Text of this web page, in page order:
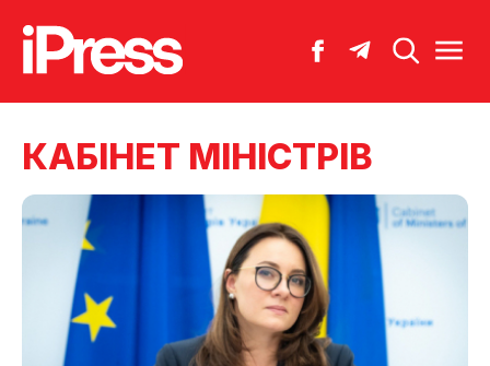
КАБІНЕТ МІНІСТРІВ